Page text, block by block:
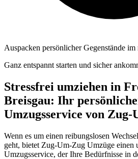
Auspacken persönlicher Gegenstände im
Ganz entspannt starten und sicher
Stressfrei umziehen in
Breisgau: Ihr
Umzugsservice von Zug-
Wenn es um einen reibungslosen
geht, bietet Zug-Um-Zug Umzüge einen
Umzugsservice, der Ihre Bedürfnisse in